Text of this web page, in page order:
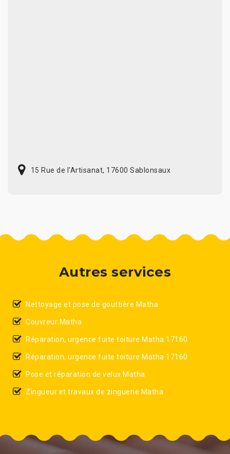
15 Rue de l'Artisanat, 17600 Sablonsaux
Autres services
Nettoyage et pose de gouttière Matha
Couvreur Matha
Réparation, urgence fuite toiture Matha 17160
Réparation, urgence fuite toiture Matha 17160
Pose et réparation de velux Matha
Zingueur et travaux de zinguerie Matha